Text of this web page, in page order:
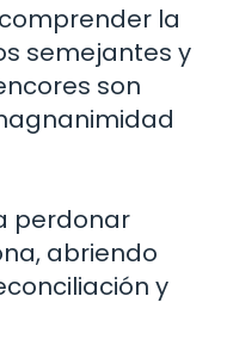
la
semejantes y
son
perdonar
abriendo
y